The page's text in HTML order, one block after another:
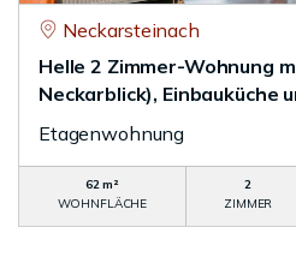
Neckarsteinach
Helle 2 Zimmer-Wohnung
Neckarblick), Einbauküche
Etagenwohnung
62 m²
WOHNFLÄCHE
2
ZIMMER